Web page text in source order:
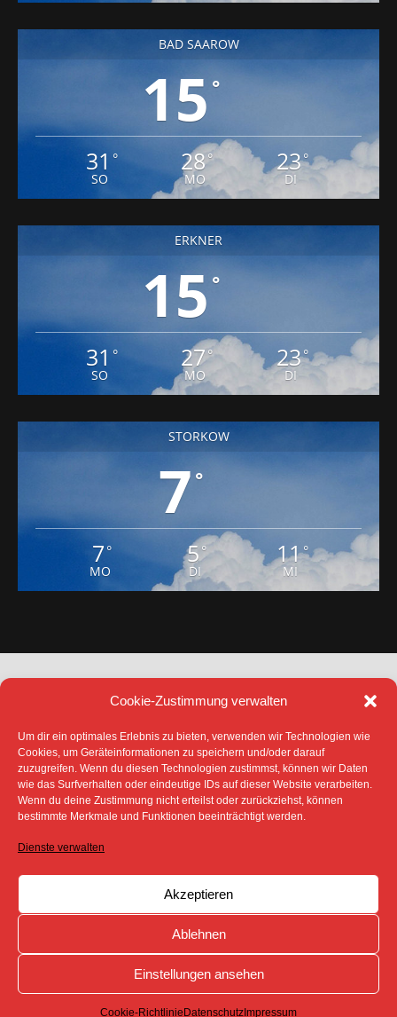
Cookie-Zustimmung verwalten
Um dir ein optimales Erlebnis zu bieten, verwenden wir Technologien wie
Cookies, um Geräteinformationen zu speichern und/oder darauf
zuzugreifen. Wenn du diesen Technologien zustimmst, können wir Daten
wie das Surfverhalten oder eindeutige IDs auf dieser Website verarbeiten.
Wenn du deine Zustimmung nicht erteilst oder zurückziehst, können
bestimmte Merkmale und Funktionen beeinträchtigt werden.
Dienste verwalten
Akzeptieren
Ablehnen
Einstellungen ansehen
Cookie-Richtlinie Datenschutz Impressum
BAD SAAROW
15 °
31 °
SO
28°
MO
23°
DI
ERKNER
15 °
31 °
SO
27°
MO
23°
DI
STORKOW
7°
7 °
MO
5°
DI
11°
MI
DATENSCHUTZ
IMPRESSUM
COOKIE-RICHTLINIE (EU)
SÄMTLICHE TEXTE, BILDER UND ANDERE
SOFERN NICHT ANDERS GEKENNZEICHNET- DEM
COPYRIGHT DES SPREEBOTE ONLINE ODER WERDEN